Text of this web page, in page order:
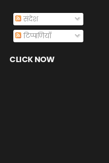
संदेश
टिप्पणियाँ
CLICK NOW